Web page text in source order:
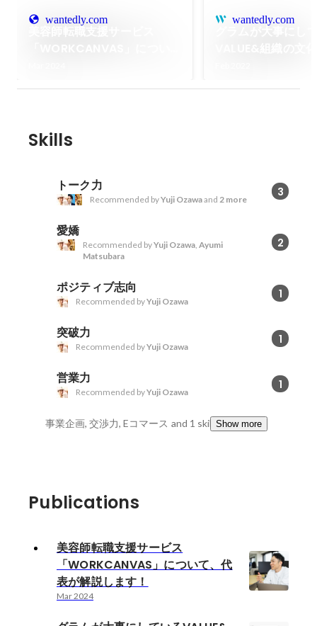
wantedly.com wantedly.com
Skills
トーク力 3
Recommended byYuji Ozawaand 2 more
愛嬌
2
Recommended byYuji Ozawa, Ayumi
Matsubara
ポジティブ志向 1
Recommended byYuji Ozawa
突破力 1
Recommended byYuji Ozawa
営業力 1
Recommended byYuji Ozawa
事業企画, 交渉力, Eコマース and 1 skillsShow more
Publications
美容師転職支援サービス
「WORKCANVAS」について、代
表が解説します！
Mar 2024